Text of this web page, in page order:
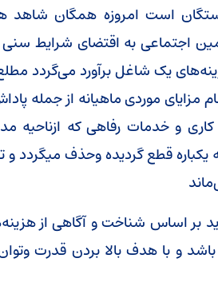
است امروزه همگان شاهد
اجتماعی به اقتضای شرایط
یک شاغل برآورد می‌گردد
مزایای موردی ماهیانه از جمله
و خدمات رفاهی که ازناحیه
قطع گردیده وحذف میگردد
سال ۱۴۰۳ قطعاً باید بر اساس شناخت و
و با هدف بالا بردن قدرت